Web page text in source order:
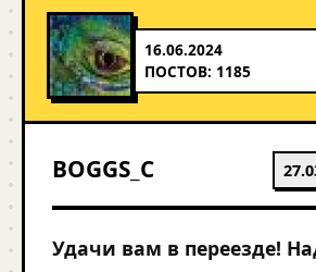
16.06.2024
ПОСТОВ: 1185
BOGGS_C
Удачи вам в переезде!